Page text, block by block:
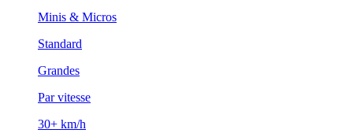
Minis & Micros
Standard
Grandes
Par vitesse
30+ km/h